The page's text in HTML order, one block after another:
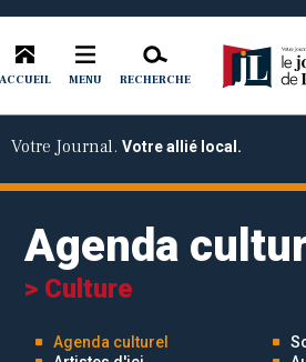
ACCUEIL MENU RECHERCHE
Votre Journal. Votre allié local.
Agenda
> Culture
Agenda culturel